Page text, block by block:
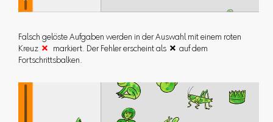
Falsch gelöste Aufgaben werden in der Auswahl mit einem roten
Kreuz markiert. Der Fehler erscheint als  auf dem
Fortschrittsbalken.